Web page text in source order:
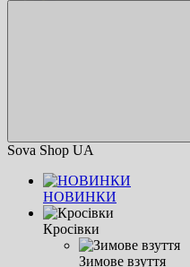
Sova Shop UA
НОВИНКИ
Кросівки
Зимове взуття